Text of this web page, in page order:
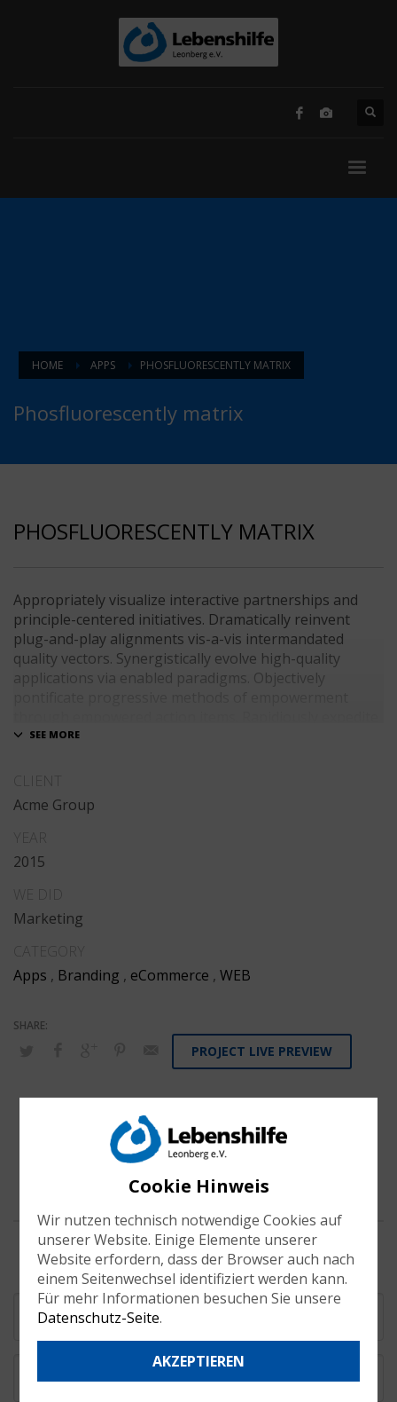
HOME APPS PHOSFLUORESCENTLY MATRIX
Phosfluorescently matrix
PHOSFLUORESCENTLY MATRIX
Appropriately visualize interactive partnerships and
principle-centered initiatives. Dramatically reinvent
plug-and-play alignments vis-a-vis intermandated
quality vectors. Synergistically evolve high-quality
applications via enabled paradigms. Objectively
client-centered total linkage without enterprise-wide
CLIENT
Acme Group
2015
Marketing
CATEGORY
Apps , Branding , eCommerce , WEB
PROJECT LIVE PREVIEW
YOUR NAME
Cookie Hinweis
Wir nutzen technisch notwendige Cookies auf
unserer Website. Einige Elemente unserer
Website erfordern, dass der Browser auch nach
einem Seitenwechsel identifiziert werden kann.
Für mehr Informationen besuchen Sie unsere
Datenschutz-Seite.
AKZEPTIEREN